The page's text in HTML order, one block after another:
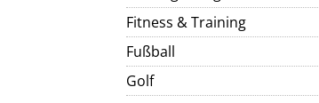
Fitness & Training
Fußball
Golf